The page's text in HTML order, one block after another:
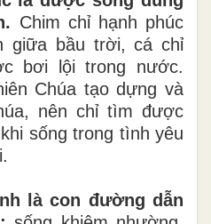
Chim chỉ hạnh phúc
giữa bầu trời, cá chỉ
bơi lội trong nước.
Chúa tạo dựng và
nên chỉ tìm được
sống trong tình yêu
là con đường dẫn